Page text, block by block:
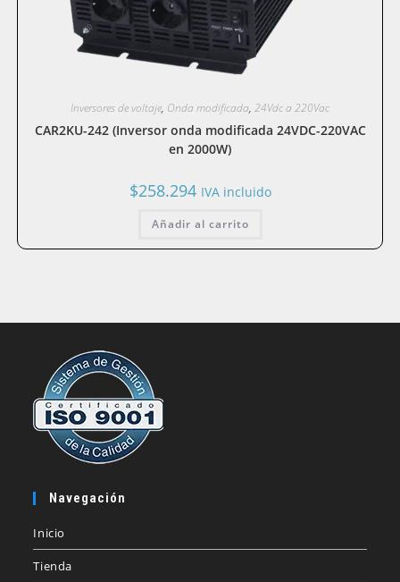
Inversores de voltaje, Onda modificada, 24Vdc a 220Vac
CAR2KU-242 (Inversor onda modificada 24VDC-220VAC
en 2000W)
$258.294 IVA incluido
Añadir al carrito
Navegación
Inicio
Tienda